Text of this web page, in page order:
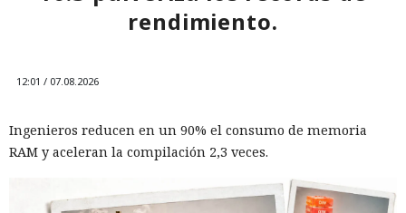
rendimiento.
12:01 / 07.08.2026
Ingenieros reducen en un 90% el consumo de memoria
RAM y aceleran la compilación 2,3 veces.